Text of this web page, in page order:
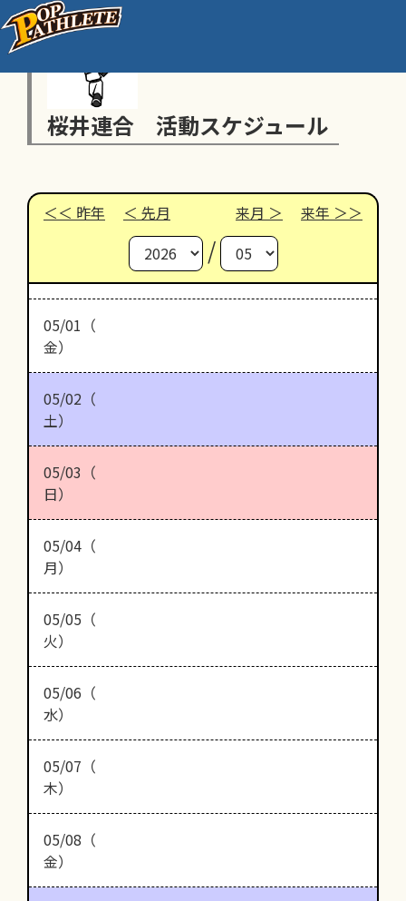
桜井連合 活動スケジュール
昨年 先月 来月 来年
/
05/01（
金）
05/02（
土）
05/03（
日）
05/04（
月）
05/05（
火）
05/06（
水）
05/07（
木）
05/08（
金）